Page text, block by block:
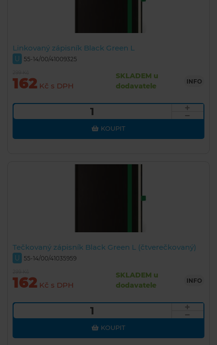
Linkovaný zápisník Black Green L
U 55-14/00/41009325
162 Kč s DPH
SKLADEM u
dodavatele
INFO
KOUPIT
Tečkovaný zápisník Black Green L (čtverečkovaný)
U 55-14/00/41035959
162 Kč s DPH
SKLADEM u
dodavatele
INFO
KOUPIT